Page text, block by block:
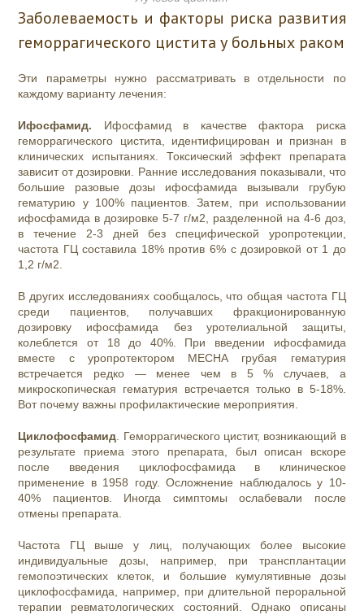
Заболеваемость и факторы риска развития
геморрагического цистита у больных раком
Эти параметры нужно рассматривать в отдельности по
каждому варианту лечения:
Ифосфамид. Ифосфамид в качестве фактора риска
геморрагического цистита, идентифицирован и признан в
клинических испытаниях. Токсический эффект препарата
зависит от дозировки. Ранние исследования показывали, что
большие разовые дозы ифосфамида вызывали грубую
гематурию у 100% пациентов. Затем, при использовании
ифосфамида в дозировке 5-7 г/м2, разделенной на 4-6 доз,
в течение 2-3 дней без специфической уропротекции,
частота ГЦ составила 18% против 6% с дозировкой от 1 до
1,2 г/м2.
В других исследованиях сообщалось, что общая частота ГЦ
среди пациентов, получавших фракционированную
дозировку ифосфамида без уротелиальной защиты,
колеблется от 18 до 40%. При введении ифосфамида
вместе с уропротектором МЕСНА грубая гематурия
встречается редко — менее чем в 5 % случаев, а
микроскопическая гематурия встречается только в 5-18%.
Вот почему важны профилактические мероприятия.
Циклофосфамид . Геморрагического цистит, возникающий в
результате приема этого препарата, был описан вскоре
после введения циклофосфамида в клиническое
применение в 1958 году. Осложнение наблюдалось у 10-
40% пациентов. Иногда симптомы ослабевали после
отмены препарата.
Частота ГЦ выше у лиц, получающих более высокие
индивидуальные дозы, например, при трансплантации
гемопоэтических клеток, и большие кумулятивные дозы
циклофосфамида, например, при длительной пероральной
терапии ревматологических состояний. Однако описаны